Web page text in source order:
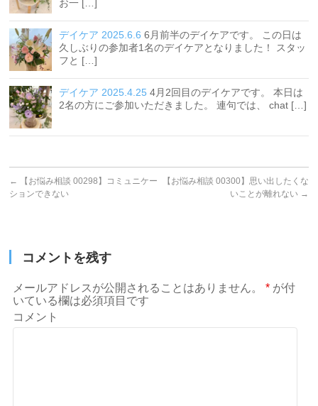
お一 […]
デイケア 2025.6.6 6月前半のデイケアです。 この日は
久しぶりの参加者1名のデイケアとなりました！ スタッ
フと […]
デイケア 2025.4.25 4月2回目のデイケアです。 本日は
2名の方にご参加いただきました。 連句では、 chat […]
←
【お悩み相談 00298】コミュニケー
ションできない
【お悩み相談 00300】思い出したくな
いことが離れない →
コメントを残す
メールアドレスが公開されることはありません。 * が付
いている欄は必須項目です
コメント